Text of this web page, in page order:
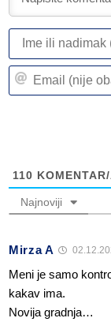
110
Najnoviji
Mirza A
Meni je samo
kakav ima.
Novija gradnja…